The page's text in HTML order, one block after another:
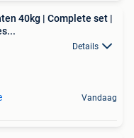
40kg | Complete set |
Details
Vandaag